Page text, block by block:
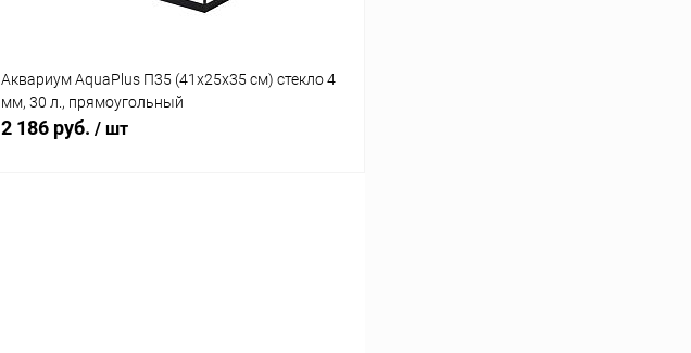
Аквариум AquaPlus П35 (41х25х35 см) стекло 4
мм, 30 л., прямоугольный
2 186 руб. / шт